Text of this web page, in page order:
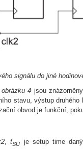
signálu do jiné
obrázku 4 jsou
stavu, výstup
obvod je funkční,
,tSU
je setup time